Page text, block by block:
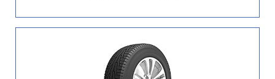
Non Run flat (4)